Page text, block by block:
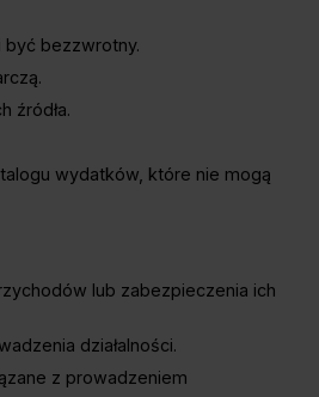
bezzwrotny.
źródła.
wydatków, które nie mogą
lub zabezpieczenia ich
działalności.
z prowadzeniem